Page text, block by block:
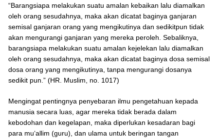
“Barangsiapa melakukan suatu amalan kebaikan lalu diamalkan
oleh orang sesudahnya, maka akan dicatat baginya ganjaran
semisal ganjaran orang yang mengikutinya dan sedikitpun tidak
akan mengurangi ganjaran yang mereka peroleh. Sebaliknya,
barangsiapa melakukan suatu amalan kejelekan lalu diamalkan
oleh orang sesudahnya, maka akan dicatat baginya dosa semisal
dosa orang yang mengikutinya, tanpa mengurangi dosanya
sedikit pun.” (HR. Muslim, no. 1017)
Mengingat pentingnya penyebaran ilmu pengetahuan kepada
manusia secara luas, agar mereka tidak berada dalam
kebodohan dan kegelapan, maka diperlukan kesadaran bagi
para mu‘allim (guru), dan ulama untuk beringan tangan